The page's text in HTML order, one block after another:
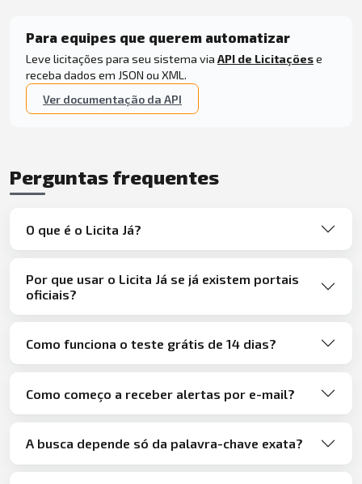
Para equipes que querem automatizar
Leve licitações para seu sistema via API de Licitaçõese
receba dados em JSON ou XML.
Ver documentação da API
Perguntas frequentes
O que é o Licita Já?
Por que usar o Licita Já se já existem portais
oficiais?
Como funciona o teste grátis de 14 dias?
Como começo a receber alertas por e-mail?
A busca depende só da palavra-chave exata?